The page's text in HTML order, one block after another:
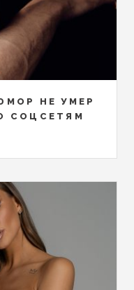
НЕ УМЕР
СОЦСЕТЯМ